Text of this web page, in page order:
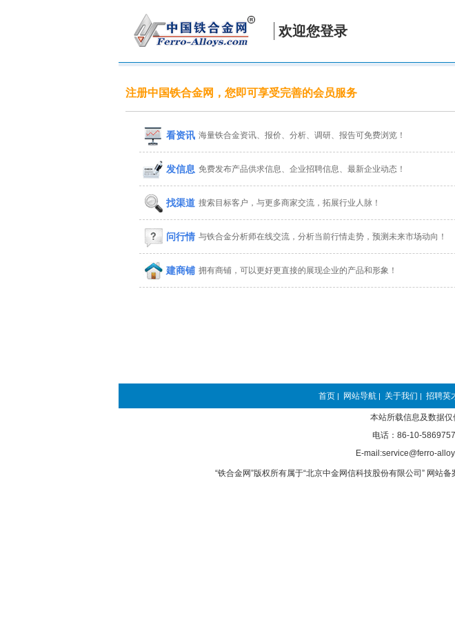
欢迎您登录
注册中国铁合金网，您即可享受完善的会员服务
看资讯 海量铁合金资讯、报价、分析、调研、报告可免费浏览！
发信息 免费发布产品供求信息、企业招聘信息、最新企业动态！
找渠道 搜索目标客户，与更多商家交流，拓展行业人脉！
问行情 与铁合金分析师在线交流，分析当前行情走势，预测未来市场动向！
建商铺 拥有商铺，可以更好更直接的展现企业的产品和形象！
首页 | 网站导航 | 关于我们 | 招聘英
本站所载信息及数据
电话：86-10-
E-mail:service@ferro-
“铁合金网”版权所有属于“北京中金网信科技股份有限公司” 网站备